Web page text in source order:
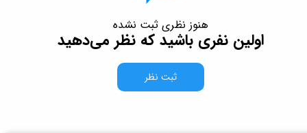
هنوز نظری ثبت نشده
اولین نفری باشید که نظر می‌دهید
ثبت نظر